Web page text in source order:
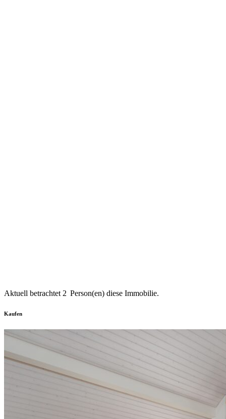
Aktuell betrachtet 2 Person(en) diese Immobilie.
Kaufen